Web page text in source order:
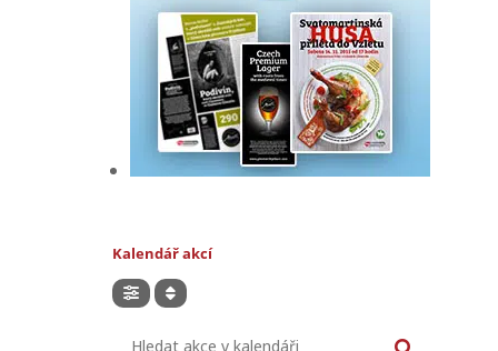
Kalendář akcí